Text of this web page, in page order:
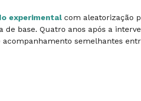
experimentalcom aleatorização
base. Quatro anos após a
semelhantes